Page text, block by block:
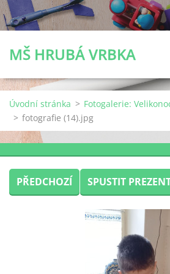
MŠ HRUBÁ VRBKA
Úvodní stránka > Fotogalerie:
> fotografie (14).jpg
PŘEDCHOZÍ SPUSTIT